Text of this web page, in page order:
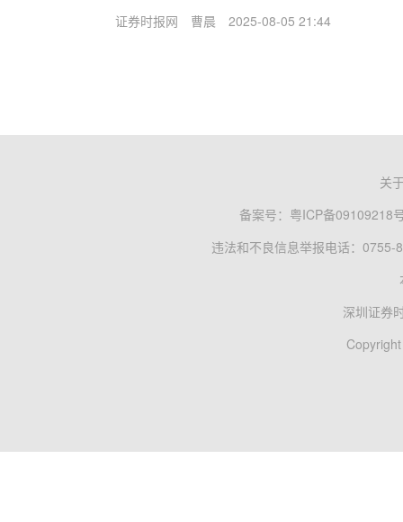
证券时报网 曹晨 2025-08-05 21:44
关
备案号： 粤ICP备09109218
违法和不良信息举报电话：0755-
深圳证券